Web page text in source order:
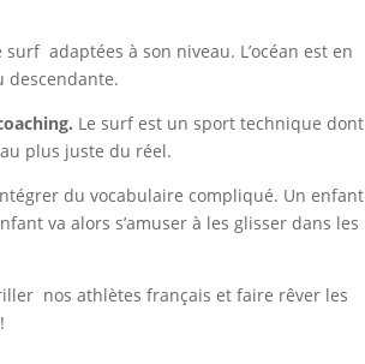
adaptées à son niveau. L’océan est en
descendante.
Le surf est un sport technique dont
plus juste du réel.
du vocabulaire compliqué. Un enfant
va alors s’amuser à les glisser dans les
nos athlètes français et faire rêver les